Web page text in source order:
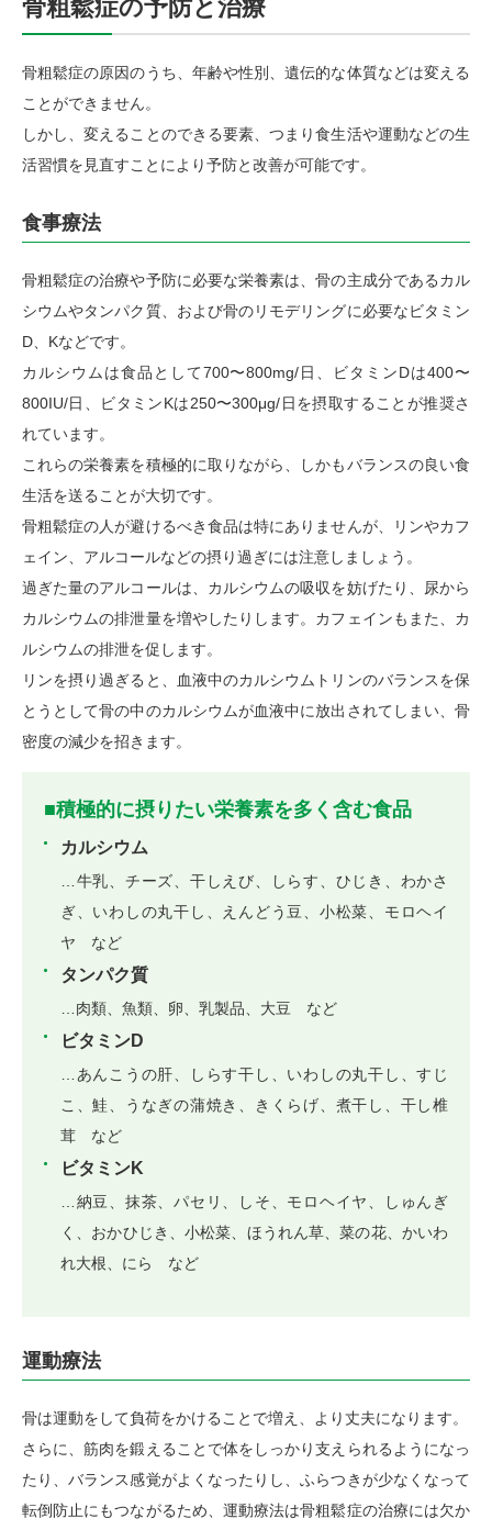
骨粗鬆症の予防と治療
骨粗鬆症の原因のうち、年齢や性別、遺伝的な体質などは変える
ことができません。
しかし、変えることのできる要素、つまり食生活や運動などの生
活習慣を見直すことにより予防と改善が可能です。
食事療法
骨粗鬆症の治療や予防に必要な栄養素は、骨の主成分であるカル
シウムやタンパク質、および骨のリモデリングに必要なビタミン
D、Kなどです。
カルシウムは食品として700〜800mg/日、ビタミンDは400〜
800IU/日、ビタミンKは250〜300μg/日を摂取することが推奨さ
れています。
これらの栄養素を積極的に取りながら、しかもバランスの良い食
生活を送ることが大切です。
骨粗鬆症の人が避けるべき食品は特にありませんが、リンやカフ
ェイン、アルコールなどの摂り過ぎには注意しましょう。
過ぎた量のアルコールは、カルシウムの吸収を妨げたり、尿から
カルシウムの排泄量を増やしたりします。カフェインもまた、カ
ルシウムの排泄を促します。
リンを摂り過ぎると、血液中のカルシウムトリンのバランスを保
とうとして骨の中のカルシウムが血液中に放出されてしまい、骨
密度の減少を招きます。
■積極的に摂りたい栄養素を多く含む食品
カルシウム
…牛乳、チーズ、干しえび、しらす、ひじき、わかさ
ぎ、いわしの丸干し、えんどう豆、小松菜、モロヘイ
ヤ など
タンパク質
…肉類、魚類、卵、乳製品、大豆 など
ビタミンD
…あんこうの肝、しらす干し、いわしの丸干し、すじ
こ、鮭、うなぎの蒲焼き、きくらげ、煮干し、干し椎
茸 など
ビタミンK
…納豆、抹茶、パセリ、しそ、モロヘイヤ、しゅんぎ
く、おかひじき、小松菜、ほうれん草、菜の花、かいわ
れ大根、にら など
運動療法
骨は運動をして負荷をかけることで増え、より丈夫になります。
さらに、筋肉を鍛えることで体をしっかり支えられるようになっ
たり、バランス感覚がよくなったりし、ふらつきが少なくなって
転倒防止にもつながるため、運動療法は骨粗鬆症の治療には欠か